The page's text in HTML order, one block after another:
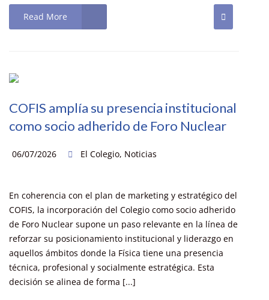
Read More
COFIS amplía su presencia institucional
como socio adherido de Foro Nuclear
06/07/2026 El Colegio, Noticias
En coherencia con el plan de marketing y estratégico del
COFIS, la incorporación del Colegio como socio adherido
de Foro Nuclear supone un paso relevante en la línea de
reforzar su posicionamiento institucional y liderazgo en
aquellos ámbitos donde la Física tiene una presencia
técnica, profesional y socialmente estratégica. Esta
decisión se alinea de forma [...]